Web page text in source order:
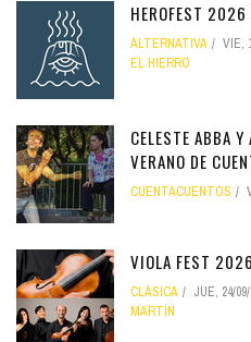
HEROFEST 2026
ALTERNATIVA VIE,
EL HIERRO
CELESTE ABBA
VERANO DE
CUENTACUENTOS
VIOLA FEST 2026
CLÁSICA JUE, 24/
MARTÍN